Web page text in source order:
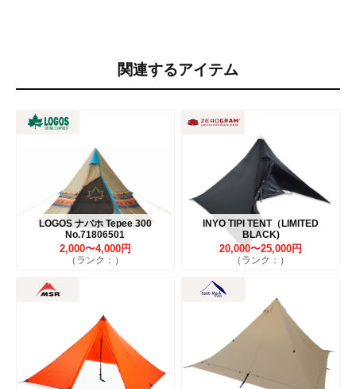
関連するアイテム
LOGOS ナバホ Tepee 300
No.71806501
2,000〜4,000円
（ランク：）
INYO TIPI TENT（LIMITED
BLACK)
20,000〜25,000円
（ランク：）